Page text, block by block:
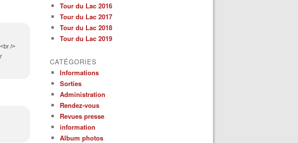
/>
Tour du Lac 2016
Tour du Lac 2017
Tour du Lac 2018
Tour du Lac 2019
CATÉGORIES
Informations
Sorties
Administration
Rendez-vous
Revues presse
information
Album photos